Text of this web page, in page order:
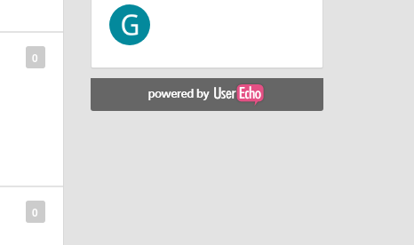
0
0